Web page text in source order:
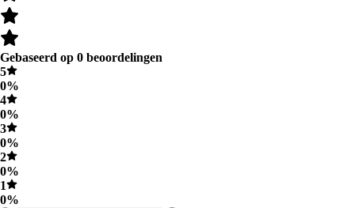
Gebaseerd op 0 beoordelingen
5
0%
4
0%
3
0%
2
0%
1
0%